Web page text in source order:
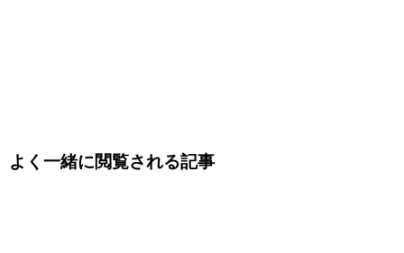
よく一緒に閲覧される記事